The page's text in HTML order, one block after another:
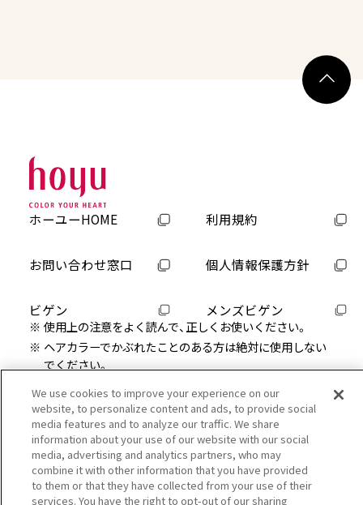
ホーユーHOME 利用規約
お問い合わせ窓口 個人情報保護方針
ビゲン メンズビゲン
使用上の注意をよく読んで、正しくお使いください。
ヘアカラーでかぶれたことのある方は絶対に使用しない
でください。
ト）をしてください。
「かぶれ」と「皮膚アレルギー試験(パッチテスト)」について
は『日本ヘアカラー工業会』のWEBサイトでもご確認頂けま
す。
Copyright hoyu co., ltd. All rights reserved.
We use cookies to improve your experience on our
website, to personalize content and ads, to provide social
media features and to analyze our traffic. We share
information about your use of our website with our social
media, advertising and analytics partners, who may
combine it with other information that you have provided
to them or that they have collected from your use of their
services. You have the right to opt-out of our sharing